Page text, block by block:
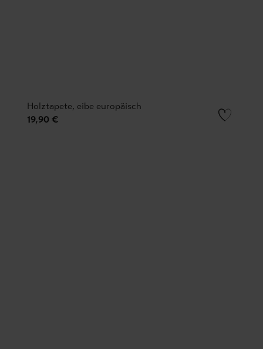
Holztapete, eibe europäisch
19,90 €